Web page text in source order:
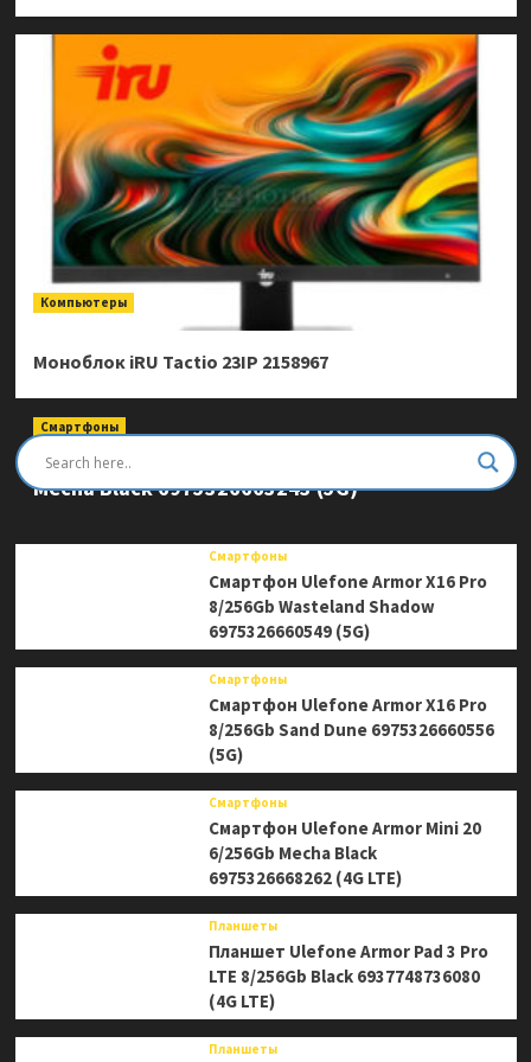
Компьютеры
Моноблок iRU Tactio 23IP 2158967
Смартфоны
Смартфон Ulefone Armor Mini 20 Pro 8/256Gb
Mecha Black 6975326663243 (5G)
Смартфоны
Смартфон Ulefone Armor X16 Pro
8/256Gb Wasteland Shadow
6975326660549 (5G)
Смартфоны
Смартфон Ulefone Armor X16 Pro
8/256Gb Sand Dune 6975326660556
(5G)
Смартфоны
Смартфон Ulefone Armor Mini 20
6/256Gb Mecha Black
6975326668262 (4G LTE)
Планшеты
Планшет Ulefone Armor Pad 3 Pro
LTE 8/256Gb Black 6937748736080
(4G LTE)
Планшеты